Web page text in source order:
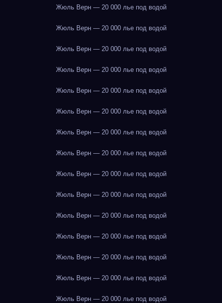
Жюль Верн — 20 000 лье под водой
Жюль Верн — 20 000 лье под водой
Жюль Верн — 20 000 лье под водой
Жюль Верн — 20 000 лье под водой
Жюль Верн — 20 000 лье под водой
Жюль Верн — 20 000 лье под водой
Жюль Верн — 20 000 лье под водой
Жюль Верн — 20 000 лье под водой
Жюль Верн — 20 000 лье под водой
Жюль Верн — 20 000 лье под водой
Жюль Верн — 20 000 лье под водой
Жюль Верн — 20 000 лье под водой
Жюль Верн — 20 000 лье под водой
Жюль Верн — 20 000 лье под водой
Жюль Верн — 20 000 лье под водой